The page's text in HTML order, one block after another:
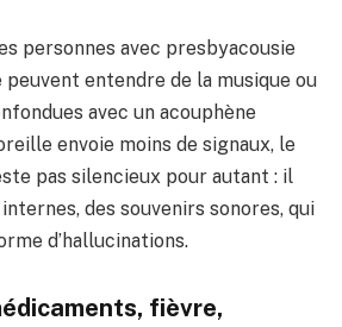
personnes avec presbyacousie
entendre de la musique ou
avec un acouphène
envoie moins de signaux, le
pas silencieux pour autant : il
des souvenirs sonores, qui
d’hallucinations.
fièvre,